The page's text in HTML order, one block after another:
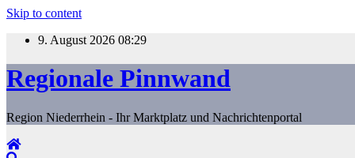
Skip to content
9. August 2026 08:29
Regionale Pinnwand
Region Niederrhein - Ihr Marktplatz und Nachrichtenportal